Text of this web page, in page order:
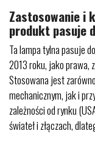
Zastosowanie i
produkt pasuje
Ta lampa tylna pasuje
2013 roku, jako prawa,
Stosowana jest
mechanicznym, jak i
zależności od rynku
świateł i złączach,